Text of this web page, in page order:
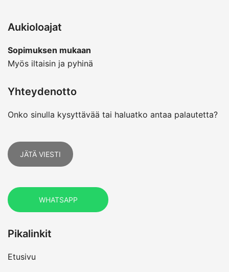
Aukioloajat
Sopimuksen mukaan
Myös iltaisin ja pyhinä
Yhteydenotto
Onko sinulla kysyttävää tai haluatko antaa palautetta?
JÄTÄ VIESTI
WHATSAPP
Pikalinkit
Etusivu